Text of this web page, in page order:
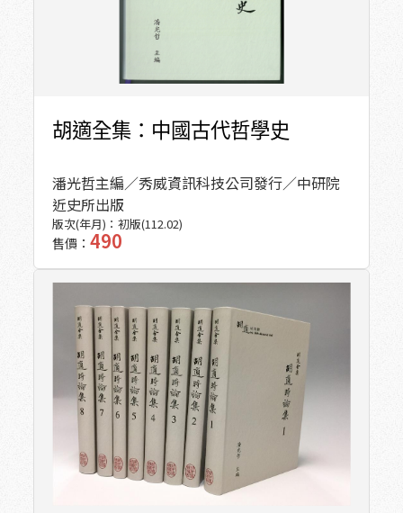
胡適全集：中國古代哲學史
潘光哲主編／秀威資訊科技公司發行／中研院
近史所出版
版次(年月)： 初版(112.02)
售價： 490